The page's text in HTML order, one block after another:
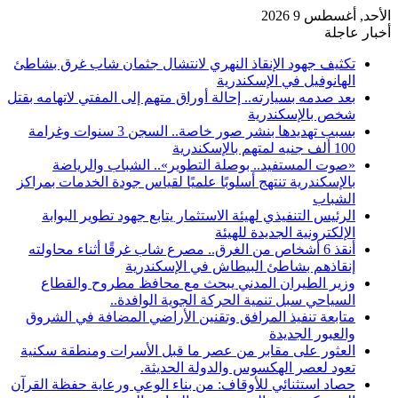
الأحد, أغسطس 9 2026
أخبار عاجلة
تكثيف جهود الإنقاذ النهري لانتشال جثمان شاب غرق بشاطئ
الهانوفيل في الإسكندرية
بعد صدمه بسيارته.. إحالة أوراق متهم إلى المفتي لاتهامه بقتل
شخص بالإسكندرية
بسبب تهديدها بنشر صور خاصة.. السجن 3 سنوات وغرامة
100 ألف جنيه لمتهم بالإسكندرية
«صوت المستفيد.. بوصلة التطوير».. الشباب والرياضة
بالإسكندرية تنتهج أسلوبًا علميًا لقياس جودة الخدمات بمراكز
الشباب
الرئيس التنفيذي لهيئة الاستثمار يتابع جهود تطوير البوابة
الإلكترونية الجديدة للهيئة
أنقذ 6 أشخاص من الغرق.. مصرع شاب غرقًا أثناء محاولته
إنقاذهم بشاطئ البيطاش في الإسكندرية
وزير الطيران المدني يبحث مع محافظ مطروح والقطاع
السياحي سبل تنمية الحركة الجوية الوافدة..
متابعة تنفيذ المرافق وتقنين الأراضي المضافة في الشروق
والعبور الجديدة
العثور على مقابر من عصر ما قبل الأسرات ومنطقة سكنية
تعود لعصر الهكسوس والدولة الحديثة.
حصاد استثنائي للأوقاف: من بناء الوعي ورعاية حفظة القرآن